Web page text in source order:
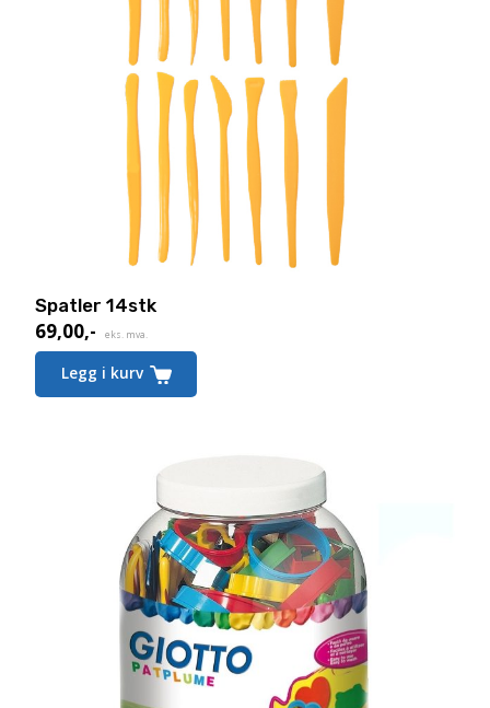
Spatler 14stk
69,00,- eks. mva.
Legg i kurv